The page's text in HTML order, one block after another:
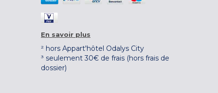
En savoir plus
² hors Appart'hôtel Odalys City
³ seulement 30€ de frais (hors frais de
dossier)